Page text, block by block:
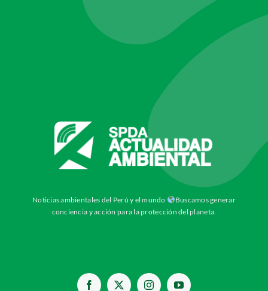
Noticias ambientales del Perú y el mundo
Buscamos generar
conciencia y acción para la protección del planeta.